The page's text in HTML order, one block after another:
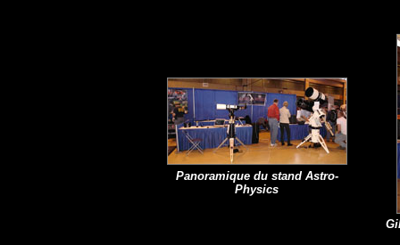
Panoramique du stand Astro-
Physics